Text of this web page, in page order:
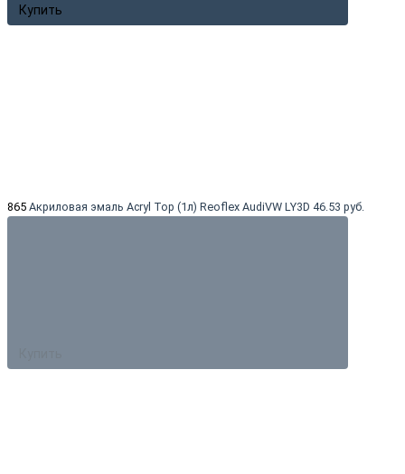
Купить
865 Акриловая эмаль Acryl Top (1л) Reoflex AudiVW LY3D 46.53 руб.